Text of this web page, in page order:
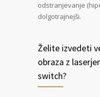
odstranjevanje
dolgotrajnejši.
Želite izvedeti
obraza z
switch?